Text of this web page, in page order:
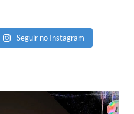
Seguir no Instagram